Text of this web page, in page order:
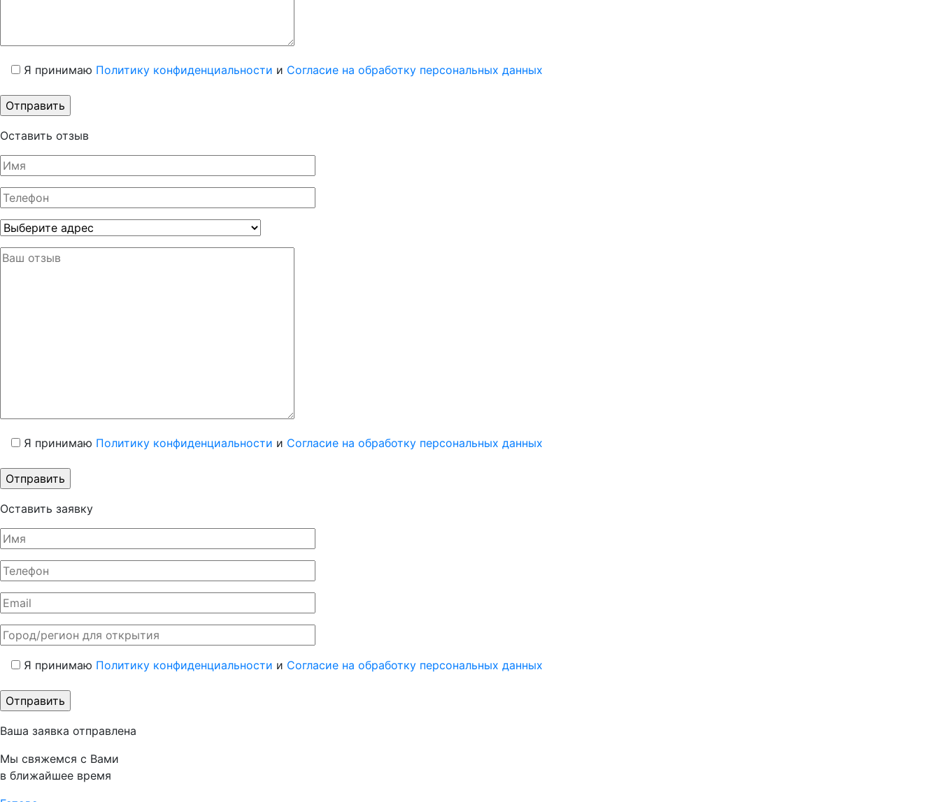
Я принимаю Политику конфиденциальности и Согласие на обработку персональных данных
Оставить отзыв
Я принимаю Политику конфиденциальности и Согласие на обработку персональных данных
Оставить заявку
Я принимаю Политику конфиденциальности и Согласие на обработку персональных данных
Ваша заявка отправлена
Мы свяжемся с Вами
в ближайшее время